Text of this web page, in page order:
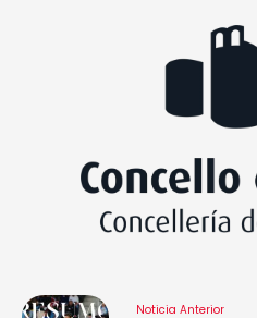
Noticia Anterior